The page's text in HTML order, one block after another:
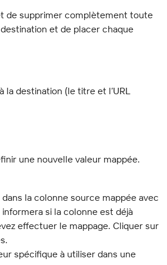
de supprimer complètement toute
et de placer chaque
la destination (le titre et l’URL
une nouvelle valeur mappée.
la colonne source mappée avec
si la colonne est déjà
effectuer le mappage. Cliquer sur
spécifique à utiliser dans une